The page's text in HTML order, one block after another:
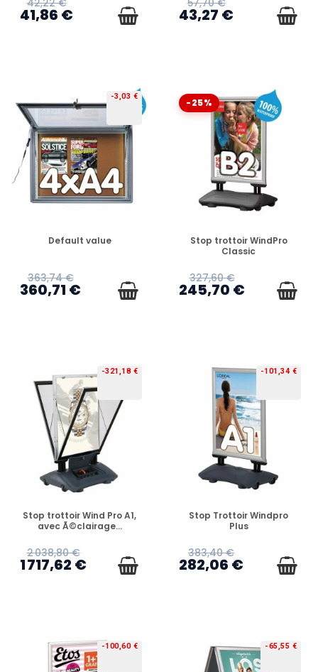
42,22 €
41,86 €
57,70 €
43,27 €
-3,03 €
PRÉCOMMANDE
Default value
363,74 €
360,71 €
-25%
PRÉCOMMANDE
Stop trottoir WindPro
Classic
327,60 €
245,70 €
-321,18 €
PRÉCOMMANDE
Stop trottoir Wind Pro A1,
avec Ã©clairage...
2 038,80 €
1 717,62 €
-101,34 €
PRÉCOMMANDE
Stop Trottoir Windpro
Plus
383,40 €
282,06 €
-100,60 € -65,55 €